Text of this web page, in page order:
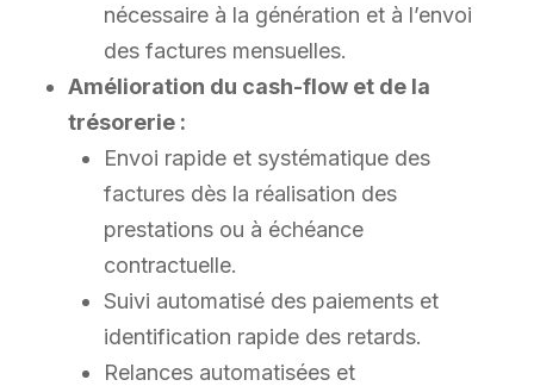
nécessaire à la génération et à l’envoi
des factures mensuelles.
Amélioration du cash-flow et de la
trésorerie :
Envoi rapide et systématique des
factures dès la réalisation des
prestations ou à échéance
contractuelle.
Suivi automatisé des paiements et
identification rapide des retards.
Relances automatisées et